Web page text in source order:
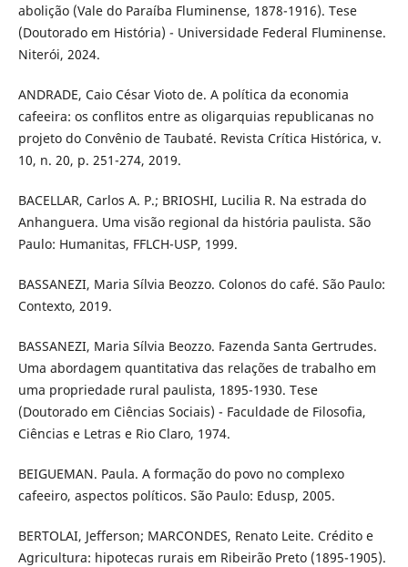
abolição (Vale do Paraíba Fluminense, 1878-1916). Tese
(Doutorado em História) - Universidade Federal Fluminense.
Niterói, 2024.
ANDRADE, Caio César Vioto de. A política da economia
cafeeira: os conflitos entre as oligarquias republicanas no
projeto do Convênio de Taubaté. Revista Crítica Histórica, v.
10, n. 20, p. 251-274, 2019.
BACELLAR, Carlos A. P.; BRIOSHI, Lucilia R. Na estrada do
Anhanguera. Uma visão regional da história paulista. São
Paulo: Humanitas, FFLCH-USP, 1999.
BASSANEZI, Maria Sílvia Beozzo. Colonos do café. São Paulo:
Contexto, 2019.
BASSANEZI, Maria Sílvia Beozzo. Fazenda Santa Gertrudes.
Uma abordagem quantitativa das relações de trabalho em
uma propriedade rural paulista, 1895-1930. Tese
(Doutorado em Ciências Sociais) - Faculdade de Filosofia,
Ciências e Letras e Rio Claro, 1974.
BEIGUEMAN. Paula. A formação do povo no complexo
cafeeiro, aspectos políticos. São Paulo: Edusp, 2005.
BERTOLAI, Jefferson; MARCONDES, Renato Leite. Crédito e
Agricultura: hipotecas rurais em Ribeirão Preto (1895-1905).